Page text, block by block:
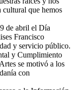
que hemos
de abril el Día
Francisco
y servicio público.
y Cumplimiento
se motivó a los
con